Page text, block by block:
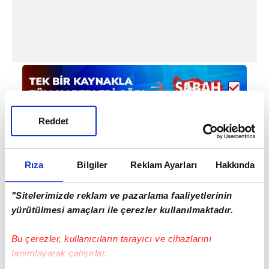
Rıza Bilgiler Reklam Ayarları Hakkında
"Sitelerimizde reklam ve pazarlama faaliyetlerinin
yürütülmesi amaçları ile çerezler kullanılmaktadır.
Bu çerezler, kullanıcıların tarayıcı ve cihazlarını
tanımlayarak çalışırlar.
Reddet
Haber Girişi
Aytunç Akın - Editör
#BEŞİKTAŞ #BENFİCA